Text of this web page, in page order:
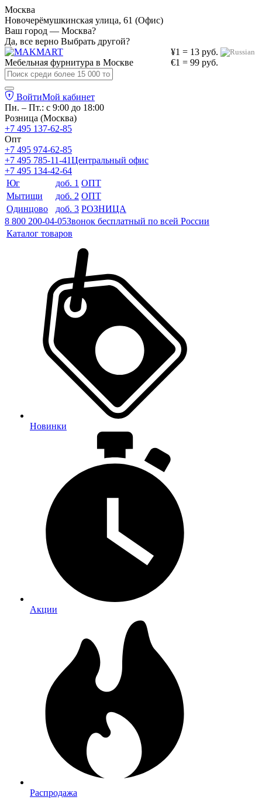
Москва
Новочерёмушкинская улица, 61 (Офис)
Ваш город — Москва?
Да, все верно Выбрать другой?
¥1 = 13 руб.
€1 = 99 руб.
Мебельная фурнитура в Москве
ВойтиМой кабинет
Пн. – Пт.: с 9:00 до 18:00
Розница (Москва)
+7 495 137-62-85
Опт
+7 495 974-62-85
+7 495 785-11-41Центральный офис
+7 495 134-42-64
Юг
доб. 1 ОПТ
Мытищи
доб. 2 ОПТ
Одинцово
доб. 3 РОЗНИЦА
8 800 200-04-05Звонок бесплатный по всей России
Каталог товаров
Новинки
Акции
Распродажа